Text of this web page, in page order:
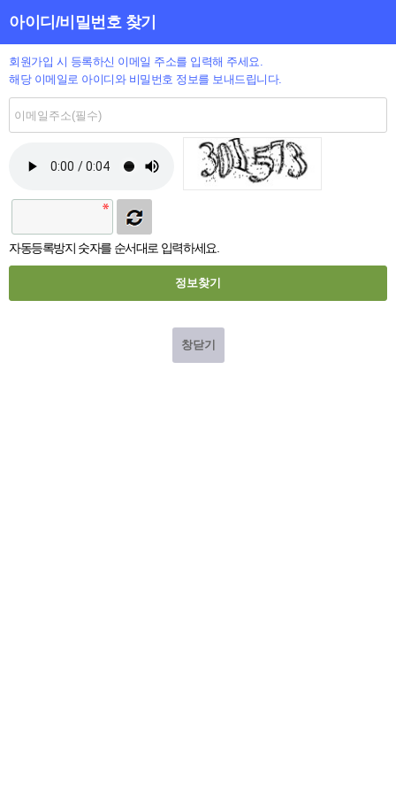
아이디/비밀번호 찾기
회원가입 시 등록하신 이메일 주소를 입력해 주세요.
해당 이메일로 아이디와 비밀번호 정보를 보내드립니다.
자동등록방지
자동등록방지 숫자를 순서대로 입력하세요.
창닫기